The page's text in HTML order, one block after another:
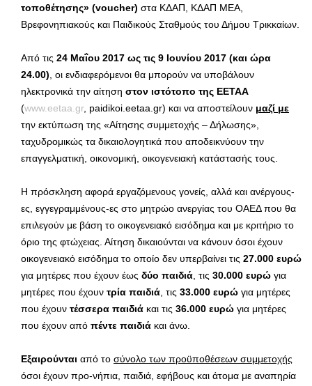
τοποθέτησης» (voucher) στα ΚΔΑΠ, ΚΔΑΠ ΜΕΑ,
Βρεφονηπιακούς και Παιδικούς Σταθμούς του Δήμου Τρικκαίων.
Από τις 24 Μαΐου 2017 ως τις 9 Ιουνίου 2017 (και ώρα
24.00) , οι ενδιαφερόμενοι θα μπορούν να υποβάλουν
ηλεκτρονικά την αίτηση στον ιστότοπο της ΕΕΤΑΑ
(www.eetaa.gr, paidikoi.eetaa.gr) και να αποστείλουν μαζί με
την εκτύπωση της «Αίτησης συμμετοχής – Δήλωσης»,
ταχυδρομικώς τα δικαιολογητικά που αποδεικνύουν την
επαγγελματική, οικονομική, οικογενειακή κατάστασής τους.
Η πρόσκληση αφορά εργαζόμενους γονείς, αλλά και ανέργους-
ες, εγγεγραμμένους-ες στο μητρώο ανεργίας του ΟΑΕΔ που θα
επιλεγούν με βάση το οικογενειακό εισόδημα και με κριτήριο το
όριο της φτώχειας. Αίτηση δικαιούνται να κάνουν όσοι έχουν
οικογενειακό εισόδημα το οποίο δεν υπερβαίνει τις 27.000 ευρώ
για μητέρες που έχουν έως δύο παιδιά , τις 30.000 ευρώ για
μητέρες που έχουν τρία παιδιά , τις 33.000 ευρώ για μητέρες
που έχουν τέσσερα παιδιά και τις 36.000 ευρώ για μητέρες
που έχουν από πέντε παιδιά και άνω.
Εξαιρούνται από το σύνολο των προϋποθέσεων συμμετοχής
όσοι έχουν προ-νήπια, παιδιά, εφήβους και άτομα με αναπηρία